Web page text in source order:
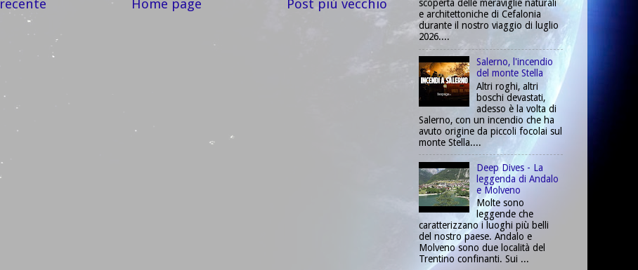
Post più vecchio
Home page
scoperta delle meraviglie naturali
e architettoniche di Cefalonia
durante il nostro viaggio di luglio
2026....
Salerno, l'incendio
del monte Stella
Altri roghi, altri
boschi devastati,
adesso è la volta di
Salerno, con un incendio che ha
avuto origine da piccoli focolai sul
monte Stella....
Deep Dives - La
leggenda di Andalo
e Molveno
Molte sono
leggende che
caratterizzano i luoghi più belli
del nostro paese. Andalo e
Molveno sono due località del
Trentino confinanti. Sui ...